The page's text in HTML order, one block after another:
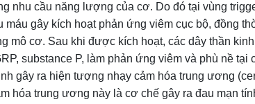
nhu cầu năng lượng của cơ. Do đó tại vùng
gây kích hoạt phản ứng viêm cục bộ, đồng
mô cơ. Sau khi được kích hoạt, các dây thần
substance P, làm phản ứng viêm và phù nề
gây ra hiện tượng nhạy cảm hóa trung ương
hóa trung ương này là cơ chế gây ra đau mạn